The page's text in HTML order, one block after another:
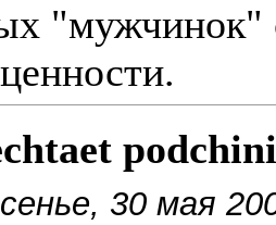
"мужчинок"
30 мая